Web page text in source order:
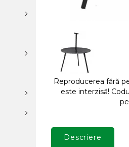
Reproducerea fără
este interzisă!
Descriere